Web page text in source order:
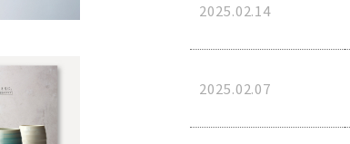
2025.02.14
2025.02.07